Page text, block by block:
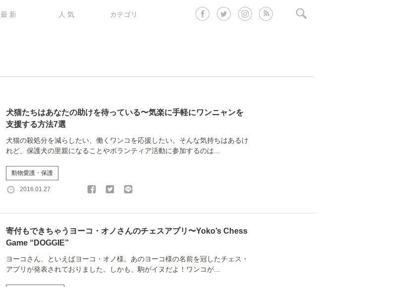
最 新 人 気 カテゴリ
犬猫たちはあなたの助けを待っている〜気楽に手軽にワンニャンを
支援する方法7選
犬猫の殺処分を減らしたい、働くワンコを応援したい。そんな気持ちはあるけ
れど、保護犬の里親になることやボランティア活動に参加するのは...
動物愛護・保護
2016.01.27
寄付もできちゃうヨーコ・オノさんのチェスアプリ〜Yoko’s Chess
Game “DOGGIE”
ヨーコさん、といえばヨーコ・オノ様。あのヨーコ様の名前を冠したチェス・
アプリが発表されておりました。しかも、駒がイヌだよ！ワンコが...